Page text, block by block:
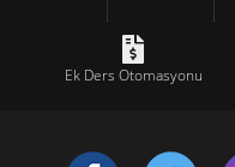
Ek Ders Otomasyonu